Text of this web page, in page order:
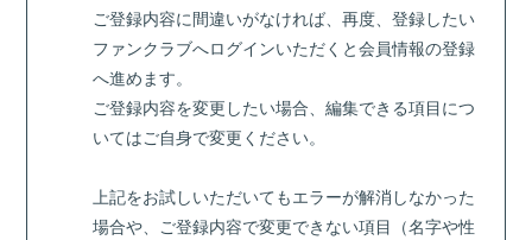
ご登録内容に間違いがなければ、再度、登録したい
ファンクラブへログインいただくと会員情報の登録
へ進めます。
ご登録内容を変更したい場合、編集できる項目につ
いてはご自身で変更ください。
上記をお試しいただいてもエラーが解消しなかった
場合や、ご登録内容で変更できない項目（名字や性